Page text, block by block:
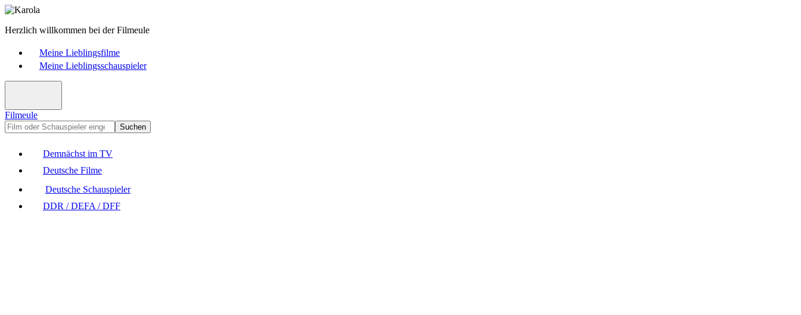
Herzlich willkommen bei der Filmeule
Meine Lieblingsfilme
Meine Lieblingsschauspieler
Filmeule
Suchen
Demnächst im TV
Deutsche Filme
Deutsche Schauspieler
DDR / DEFA / DFF